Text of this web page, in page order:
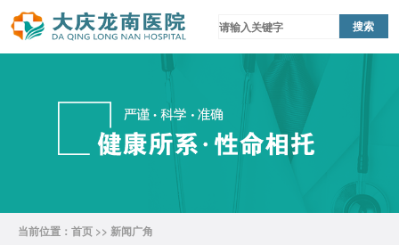
当前位置： 首页 >> 新闻广角